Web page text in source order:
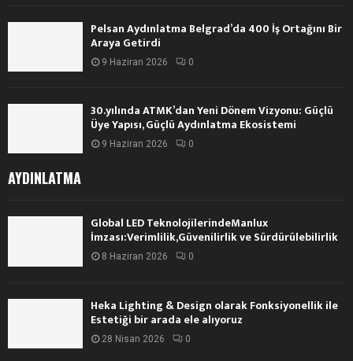
Pelsan Aydınlatma Belgrad’da 400 İş Ortağını Bir
Araya Getirdi
9 Haziran 2026 0
30.yılında ATMK’dan Yeni Dönem Vizyonu: Güçlü
Üye Yapısı, Güçlü Aydınlatma Ekosistemi
9 Haziran 2026 0
AYDINLATMA
Global LED TeknolojilerindeManlux
İmzası:Verimlilik,Güvenilirlik ve Sürdürülebilirlik
8 Haziran 2026 0
Heka Lighting & Design olarak Fonksiyonellik ile
Estetiği bir arada ele alıyoruz
28 Nisan 2026 0